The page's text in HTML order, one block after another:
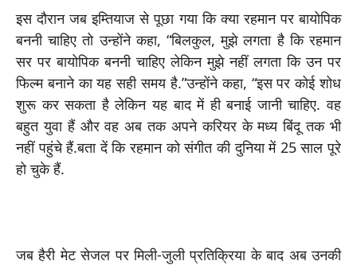
इस दौरान जब इम्तियाज से पूछा गया कि क्या रहमान पर बायोपिक
बननी चाहिए तो उन्होंने कहा, “बिलकुल, मुझे लगता है कि रहमान
सर पर बायोपिक बननी चाहिए लेकिन मुझे नहीं लगता कि उन पर
फिल्म बनाने का यह सही समय है.”उन्होंने कहा, “इस पर कोई शोध
शुरू कर सकता है लेकिन यह बाद में ही बनाई जानी चाहिए. वह
बहुत युवा हैं और वह अब तक अपने करियर के मध्य बिंदू तक भी
नहीं पहुंचे हैं.बता दें कि रहमान को संगीत की दुनिया में 25 साल पूरे
हो चुके हैं.
जब हैरी मेट सेजल पर मिली-जुली प्रतिक्रिया के बाद अब उनकी